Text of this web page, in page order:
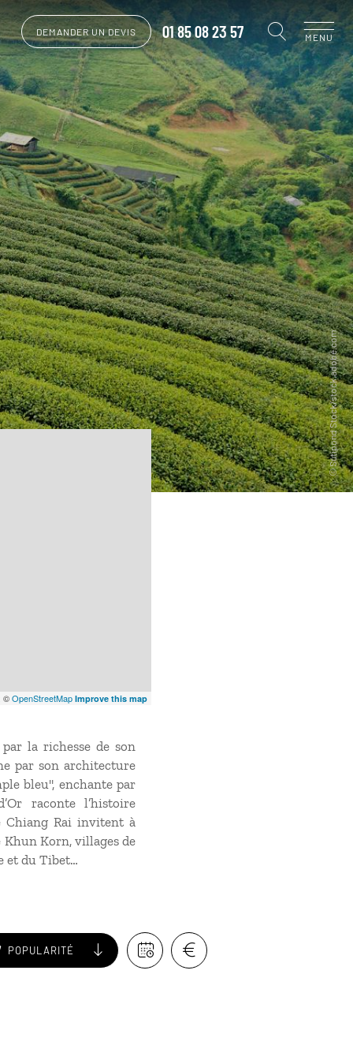
DEMANDER UN DEVIS 01 85 08 23 57 MENU
©OpenStreetMap Improve this map
la richesse de son
par son architecture
bleu", enchante par
raconte l’histoire
Chiang Rai invitent à
Khun Korn, villages de
et du Tibet…
POPULARITÉ